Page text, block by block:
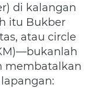
di kalangan
itu Bukber
atau circle
membatalkan